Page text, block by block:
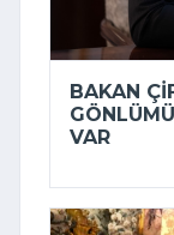
BAKAN
VAR